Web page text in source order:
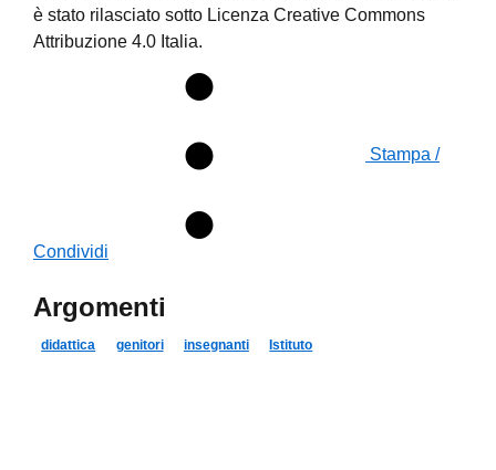
è stato rilasciato sotto Licenza Creative Commons
Attribuzione 4.0 Italia.
Stampa /
Condividi
Argomenti
didattica genitori insegnanti Istituto